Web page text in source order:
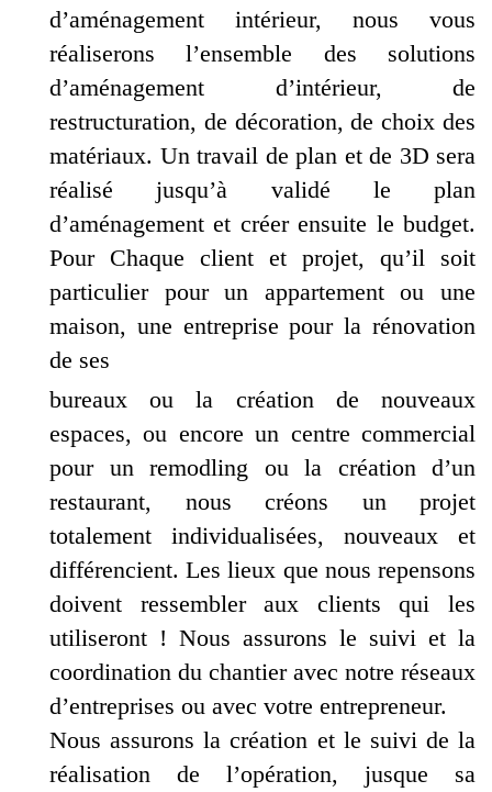
d’aménagement intérieur, nous vous
réaliserons l’ensemble des solutions
d’aménagement d’intérieur, de
restructuration, de décoration, de choix des
matériaux. Un travail de plan et de 3D sera
réalisé jusqu’à validé le plan
d’aménagement et créer ensuite le budget.
Pour Chaque client et projet, qu’il soit
particulier pour un appartement ou une
maison, une entreprise pour la rénovation
de ses
bureaux ou la création de nouveaux
espaces, ou encore un centre commercial
pour un remodling ou la création d’un
restaurant, nous créons un projet
totalement individualisées, nouveaux et
différencient. Les lieux que nous repensons
doivent ressembler aux clients qui les
utiliseront ! Nous assurons le suivi et la
coordination du chantier avec notre réseaux
d’entreprises ou avec votre entrepreneur.
Nous assurons la création et le suivi de la
réalisation de l’opération, jusque sa